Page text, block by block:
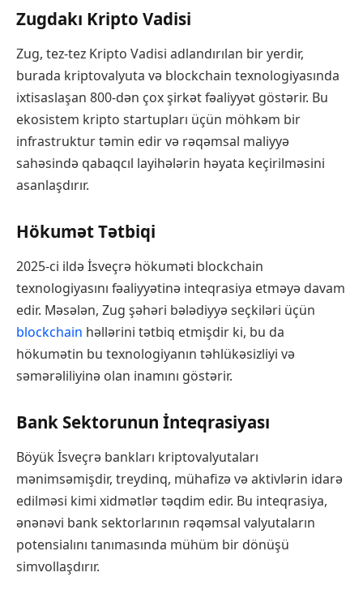
Zugdakı Kripto Vadisi
Zug, tez-tez Kripto Vadisi adlandırılan bir yerdir,
burada kriptovalyuta və blockchain texnologiyasında
ixtisaslaşan 800-dən çox şirkət fəaliyyət göstərir. Bu
ekosistem kripto startupları üçün möhkəm bir
infrastruktur təmin edir və rəqəmsal maliyyə
sahəsində qabaqcıl layihələrin həyata keçirilməsini
asanlaşdırır.
Hökumət Tətbiqi
2025-ci ildə İsveçrə hökuməti blockchain
texnologiyasını fəaliyyətinə inteqrasiya etməyə davam
edir. Məsələn, Zug şəhəri bələdiyyə seçkiləri üçün
blockchain həllərini tətbiq etmişdir ki, bu da
hökumətin bu texnologiyanın təhlükəsizliyi və
səmərəliliyinə olan inamını göstərir.
Bank Sektorunun İnteqrasiyası
Böyük İsveçrə bankları kriptovalyutaları
mənimsəmişdir, treydinq, mühafizə və aktivlərin idarə
edilməsi kimi xidmətlər təqdim edir. Bu inteqrasiya,
ənənəvi bank sektorlarının rəqəmsal valyutaların
potensialını tanımasında mühüm bir dönüşü
simvollaşdırır.